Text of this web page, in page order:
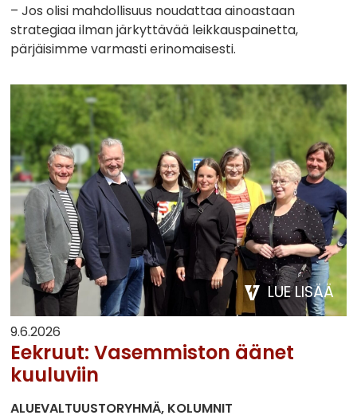
– Jos olisi mahdollisuus noudattaa ainoastaan
strategiaa ilman järkyttävää leikkauspainetta,
pärjäisimme varmasti erinomaisesti.
LUE LISÄÄ
9.6.2026
Eekruut: Vasemmiston äänet
kuuluviin
ALUEVALTUUSTORYHMÄ KOLUMNIT